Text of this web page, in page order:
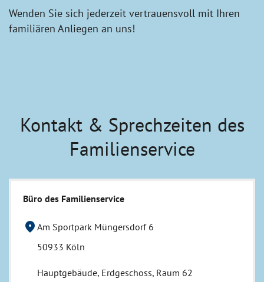
Wenden Sie sich jederzeit vertrauensvoll mit Ihren
familiären Anliegen an uns!
Kontakt & Sprechzeiten des
Familienservice
Büro des Familienservice
location_on Am Sportpark Müngersdorf 6
50933 Köln
Hauptgebäude, Erdgeschoss, Raum 62